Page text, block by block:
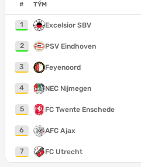
# TÝM
1 Excelsior SBV
2 PSV Eindhoven
3 Feyenoord
4 NEC Nijmegen
5 FC Twente Enschede
6 AFC Ajax
7 FC Utrecht